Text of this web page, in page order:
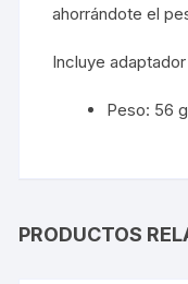
ahorrándote el
Incluye
Peso: 56
PRODUCTOS